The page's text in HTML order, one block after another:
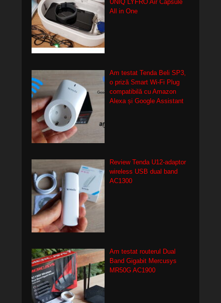
UNIQ LYFRO Air Capsule
All in One
Am testat Tenda Beli SP3,
o priză Smart Wi-Fi Plug
compatibilă cu Amazon
Alexa și Google Assistant
Review Tenda U12-adaptor
wireless USB dual band
AC1300
Am testat routerul Dual
Band Gigabit Mercusys
MR50G AC1900